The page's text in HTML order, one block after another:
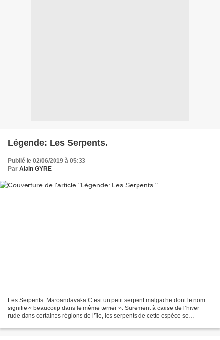
Légende: Les Serpents.
Publié le 02/06/2019 à 05:33
Par Alain GYRE
Les Serpents. Maroandavaka C’est un petit serpent malgache dont le nom
signifie « beaucoup dans le même terrier ». Surement à cause de l’hiver
rude dans certaines régions de l’île, les serpents de cette espèce se